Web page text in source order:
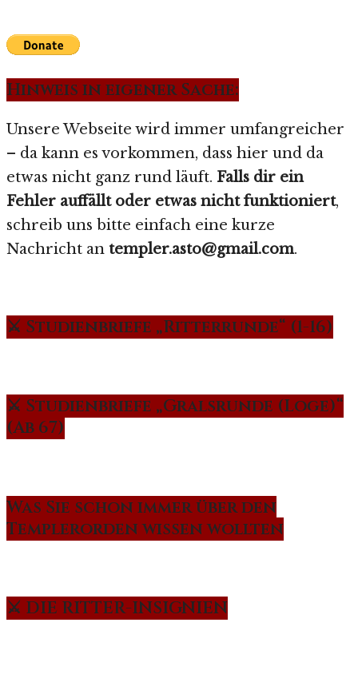
Hinweis in eigener Sache:
Unsere Webseite wird immer umfangreicher
– da kann es vorkommen, dass hier und da
etwas nicht ganz rund läuft. Falls dir ein
Fehler auffällt oder etwas nicht funktioniert,
schreib uns bitte einfach eine kurze
Nachricht an templer.asto@gmail.com.
⚔️ Studienbriefe „Ritterrunde“ (1-16)
⚔️ Studienbriefe „Gralsrunde (Loge)“
(Ab 67)
Was Sie schon immer über den
Templerorden wissen wollten
⚔️ DIE RITTER-INSIGNIEN